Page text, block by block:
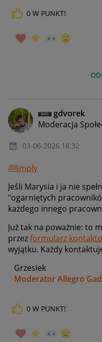
0 W PUNKT!
gdvorek
Moderacja
‎03-06-2026 18:32
@limply
Jeśli Marysia i ja nie
"ogarniętych
każdego innego
Już tak na poważnie: to
przezformularz
wyjątku. Każdy
Grzesiek
Moderator Allegro
0 W PUNKT!